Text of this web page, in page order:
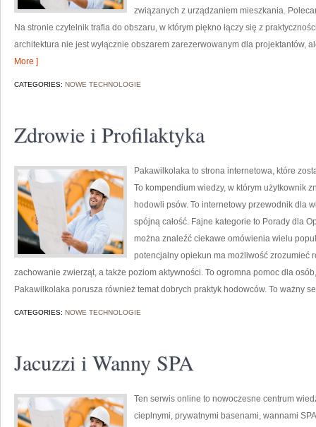
związanych z urządzaniem mieszkania.
Na stronie czytelnik trafia do obszaru, w którym piękno łączy się z
architektura nie jest wyłącznie obszarem zarezerwowanym dla projektantów,
More ]
CATEGORIES: NOWE TECHNOLOGIE
Zdrowie i Profilaktyka
Pakawilkolaka to strona internetowa, które
To kompendium wiedzy, w którym użytkownik
hodowli psów. To internetowy przewodnik dla
spójną całość. Fajne kategorie to Porady dla
można znaleźć ciekawe omówienia wielu
potencjalny opiekun ma możliwość zrozumieć
zachowanie zwierząt, a także poziom aktywności. To ogromna pomoc dla
Pakawilkolaka porusza również temat dobrych praktyk hodowców. To ważny
CATEGORIES: NOWE TECHNOLOGIE
Jacuzzi i Wanny SPA
Ten serwis online to nowoczesne centrum
cieplnymi, prywatnymi basenami, wannami